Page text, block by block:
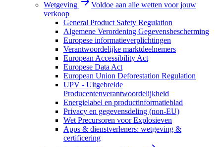
Wetgeving
Voldoe aan alle wetten voor jouw
verkoop
General Product Safety Regulation
Algemene Verordening Gegevensbescherming
Europese informatieverplichtingen
Verantwoordelijke marktdeelnemers
European Accessibility Act
Europese Data Act
European Union Deforestation Regulation
UPV - Uitgebreide
Producentenverantwoordelijkheid
Energielabel en productinformatieblad
Privacy en gegevensdeling (non-EU)
Wet Precursoren voor Explosieven
Apps & dienstverleners: wetgeving &
certificering